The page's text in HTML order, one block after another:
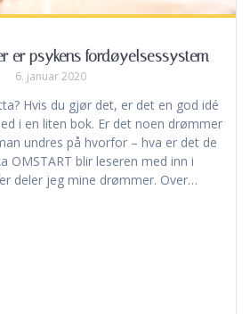
er psykens fordøyelsessystem
6. januar 2020
Hvis du gjør det, er det en god idé
i en liten bok. Er det noen drømmer
undres på hvorfor – hva er det de
OMSTART blir leseren med inn i
deler jeg mine drømmer. Over…